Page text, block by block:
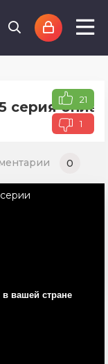
серия 21
1
0